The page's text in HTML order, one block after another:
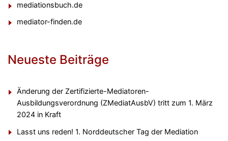
mediationsbuch.de
mediator-finden.de
Neueste Beiträge
Änderung der Zertifizierte-Mediatoren-
Ausbildungsverordnung (ZMediatAusbV) tritt zum 1. März
2024 in Kraft
Lasst uns reden! 1. Norddeutscher Tag der Mediation